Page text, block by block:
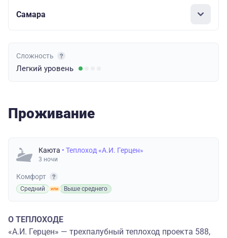
Самара
Сложность
Легкий уровень
Проживание
Каюта • Теплоход «А.И. Герцен»
3 ночи
Комфорт
Средний Выше среднего
О ТЕПЛОХОДЕ
«А.И. Герцен» — трехпалубный теплоход проекта 588,